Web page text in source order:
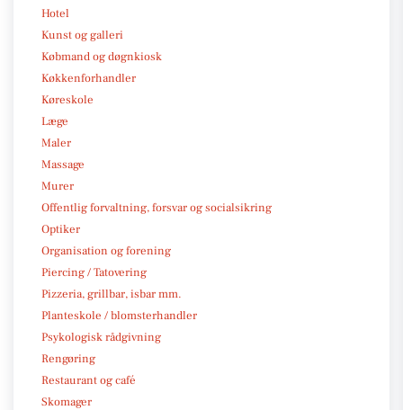
Hotel
Kunst og galleri
Købmand og døgnkiosk
Køkkenforhandler
Køreskole
Læge
Maler
Massage
Murer
Offentlig forvaltning, forsvar og socialsikring
Optiker
Organisation og forening
Piercing / Tatovering
Pizzeria, grillbar, isbar mm.
Planteskole / blomsterhandler
Psykologisk rådgivning
Rengøring
Restaurant og café
Skomager